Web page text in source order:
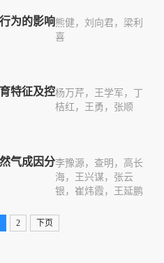
为的影响熊健，刘向君，梁利
喜
特征及控杨万芹，王学军，丁
桔红，王勇，张顺
气成因分李豫源，查明，高长
海，王兴谋，张云
银，崔炜霞，王延鹏
2 下页